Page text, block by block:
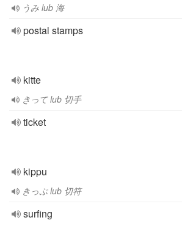
うみ lub 海
postal stamps
kitte
きって lub 切手
ticket
kippu
きっぷ lub 切符
surfing